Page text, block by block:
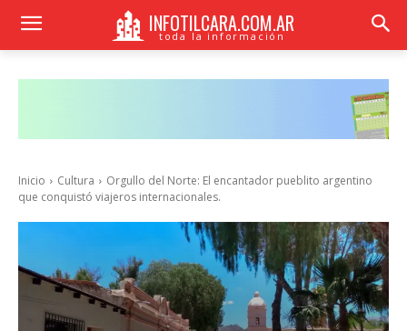
INFOTILCARA.COM.AR
toda la información
Inicio Cultura
Orgullo del Norte: El encantador pueblito argentino
que conquistó viajeros internacionales.